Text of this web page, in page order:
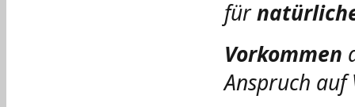
für
Vorkommen
Anspruch auf